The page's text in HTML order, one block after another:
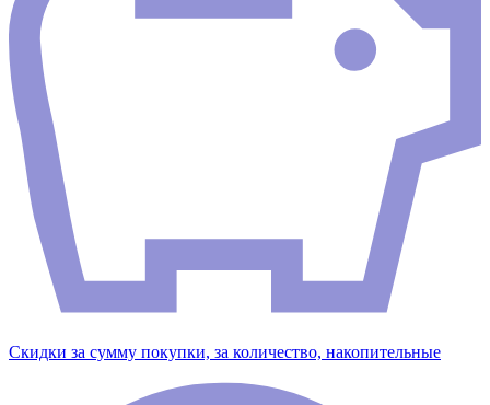
Скидки за сумму покупки, за количество, накопительные